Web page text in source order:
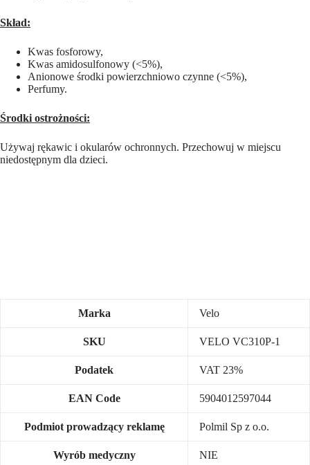
Skład:
Kwas fosforowy,
Kwas amidosulfonowy (<5%),
Anionowe środki powierzchniowo czynne (<5%),
Perfumy.
Środki ostrożności:
Używaj rękawic i okularów ochronnych. Przechowuj w miejscu
niedostępnym dla dzieci.
Marka Velo
SKU VELO VC310P-1
Podatek VAT 23%
EAN Code 5904012597044
Podmiot prowadzący reklamę Polmil Sp z o.o.
Wyrób medyczny NIE